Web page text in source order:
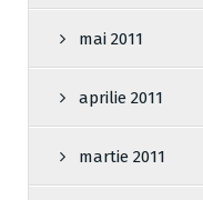
mai 2011
aprilie 2011
martie 2011